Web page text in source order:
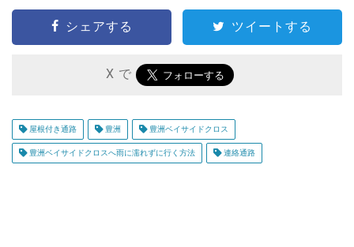
シェアする ツイートする
X で
屋根付き通路 豊洲 豊洲ベイサイドクロス
豊洲ベイサイドクロスへ雨に濡れずに行く方法 連絡通路